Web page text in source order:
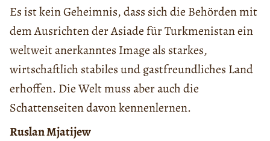
Es ist kein Geheimnis, dass sich die Behörden mit
dem Ausrichten der Asiade für Turkmenistan ein
weltweit anerkanntes Image als starkes,
wirtschaftlich stabiles und gastfreundliches Land
erhoffen. Die Welt muss aber auch die
Schattenseiten davon kennenlernen.
Ruslan Mjatijew